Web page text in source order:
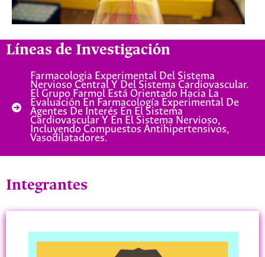
Líneas de Investigación
Farmacologia Experimental Del Sistema
Nervioso Central Y Del Sistema Cardiovascular.
El Grupo Farmol Está Orientado Hacia La
Evaluación En Farmacología Experimental De
Agentes De Interés En El Sistema
Cardiovascular Y En El Sistema Nervioso,
Incluyendo Compuestos Antihipertensivos,
Vasodilatadores.
Integrantes